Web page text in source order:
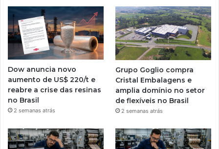
Dow anuncia novo
aumento de US$ 220/t e
reabre a crise das resinas
no Brasil
2 semanas atrás
Grupo Goglio compra
Cristal Embalagens e
amplia domínio no setor
de flexíveis no Brasil
2 semanas atrás